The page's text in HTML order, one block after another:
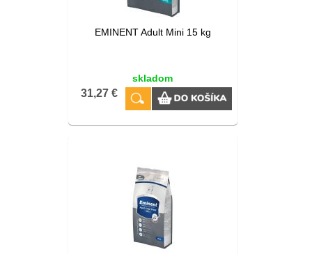
EMINENT Adult Mini 15 kg
skladom
31,27 €